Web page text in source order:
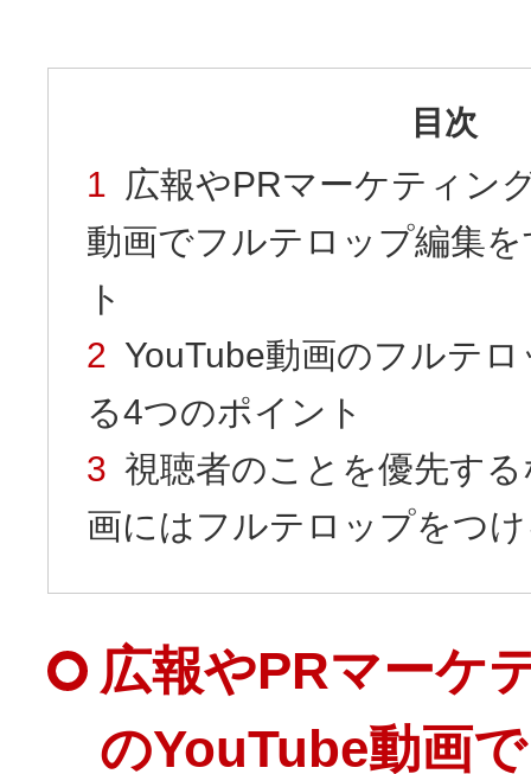
目次
広報やPRマーケティン
動画でフルテロップ編集
ト
YouTube動画のフルテ
る4つのポイント
視聴者のことを優先す
画にはフルテロップをつ
広報やPRマーケ
のYouTube動画